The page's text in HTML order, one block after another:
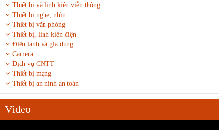
Thiết bị và linh kiện viễn thông
Thiết bị nghe, nhìn
Thiết bị văn phòng
Thiết bị, linh kiện điện
Điện lạnh và gia dụng
Camera
Dịch vụ CNTT
Thiết bị mạng
Thiết bị an ninh an toàn
Video